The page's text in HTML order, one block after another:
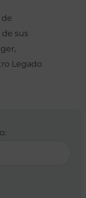
de
sus
Legado